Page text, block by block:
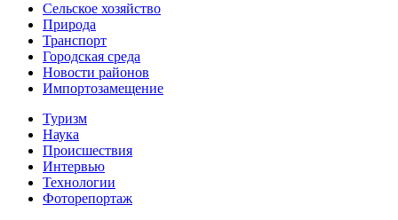
Сельское хозяйство
Природа
Транспорт
Городская среда
Новости районов
Импортозамещение
Туризм
Наука
Происшествия
Интервью
Технологии
Фоторепортаж